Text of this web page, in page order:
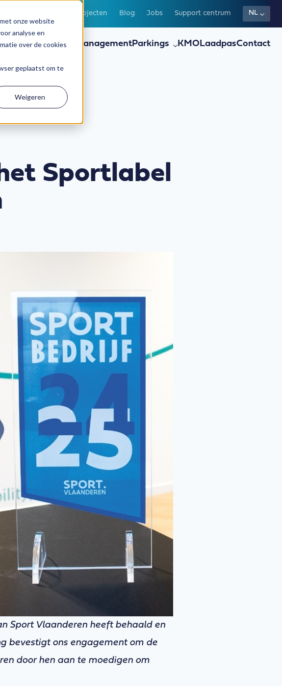
onze website
analyse en
over de cookies
geplaatst om te
Weigeren
Projecten Blog Jobs Support centrum NL
aanbod Fleet managementParkings KMOLaadpasContact
Sportlabel
Sport Vlaanderen heeft behaald en
bevestigt ons engagement om de
door hen aan te moedigen om